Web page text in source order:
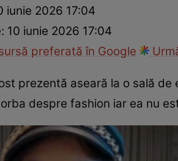
iunie 2026 17:04
10 iunie 2026 17:04
preferată în Google
prezentă aseară la o sală
despre fashion iar ea nu